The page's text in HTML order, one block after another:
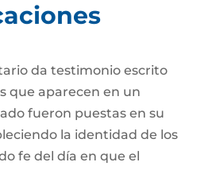
da testimonio escrito
que aparecen en un
fueron puestas en su
la identidad de los
fe del día en que el